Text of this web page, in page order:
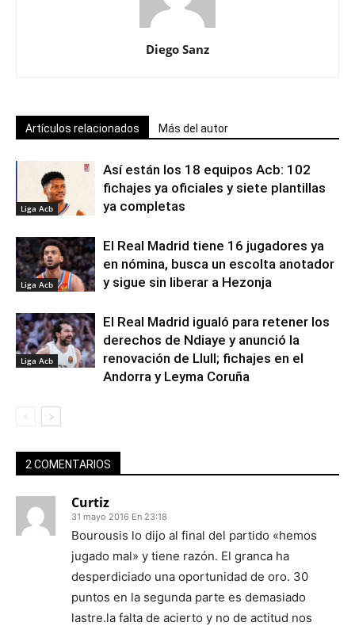
Diego Sanz
Artículos relacionados Más del autor
Liga Acb
Así están los 18 equipos Acb: 102
fichajes ya oficiales y siete plantillas
ya completas
Liga Acb
El Real Madrid tiene 16 jugadores ya
en nómina, busca un escolta anotador
y sigue sin liberar a Hezonja
Liga Acb
El Real Madrid igualó para retener los
derechos de Ndiaye y anunció la
renovación de Llull; fichajes en el
Andorra y Leyma Coruña
2 COMENTARIOS
Curtiz
31 mayo 2016 En 23:18
Bourousis lo dijo al final del partido «hemos
jugado mal» y tiene razón. El granca ha
desperdiciado una oportunidad de oro. 30
puntos en la segunda parte es demasiado
lastre.la falta de acierto y no de actitud nos